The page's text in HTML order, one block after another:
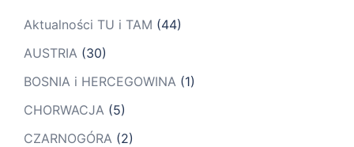
Aktualności TU i TAM (44)
AUSTRIA (30)
BOSNIA i HERCEGOWINA (1)
CHORWACJA (5)
CZARNOGÓRA (2)